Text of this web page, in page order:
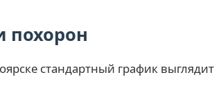
похорон
стандартный график выглядит